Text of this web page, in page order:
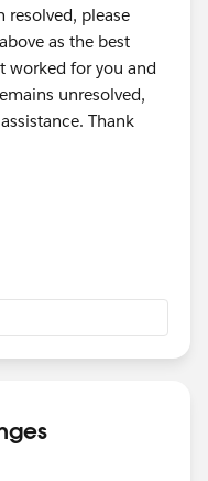
resolved, please
as the best
worked for you and
unresolved,
Thank